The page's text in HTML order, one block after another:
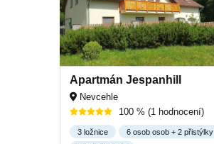
Apartmán Jespanhill
Nevcehle
100 % (1 hodnocení)
3 ložnice 6 osob osob + 2 přistýlky